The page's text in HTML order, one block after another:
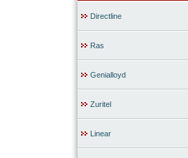
Directline
Ras
Genialloyd
Zuritel
Linear